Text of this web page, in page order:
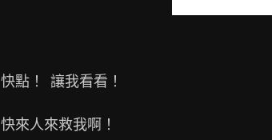
快點！  讓我看看！
快來人來救我啊！